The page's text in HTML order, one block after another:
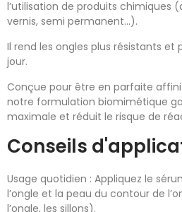
l’utilisation de produits chimiques
vernis, semi permanent…).
Il rend les ongles plus résistants et
jour.
Conçue pour être en parfaite
notre formulation biomimétique
maximale et réduit le risque de
Conseils
Usage quotidien : Appliquez le
l’ongle et la peau du contour de
l’ongle, les sillons).